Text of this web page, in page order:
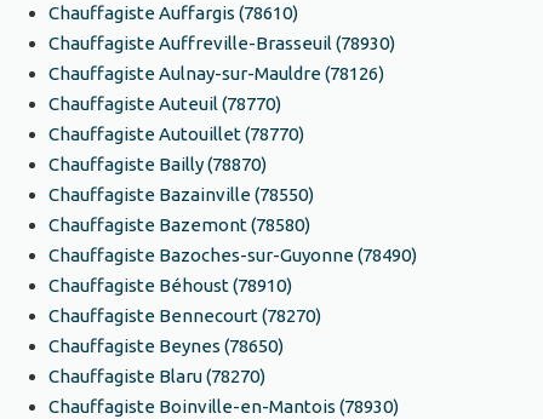
Chauffagiste Auffargis (78610)
Chauffagiste Auffreville-Brasseuil (78930)
Chauffagiste Aulnay-sur-Mauldre (78126)
Chauffagiste Auteuil (78770)
Chauffagiste Autouillet (78770)
Chauffagiste Bailly (78870)
Chauffagiste Bazainville (78550)
Chauffagiste Bazemont (78580)
Chauffagiste Bazoches-sur-Guyonne (78490)
Chauffagiste Béhoust (78910)
Chauffagiste Bennecourt (78270)
Chauffagiste Beynes (78650)
Chauffagiste Blaru (78270)
Chauffagiste Boinville-en-Mantois (78930)